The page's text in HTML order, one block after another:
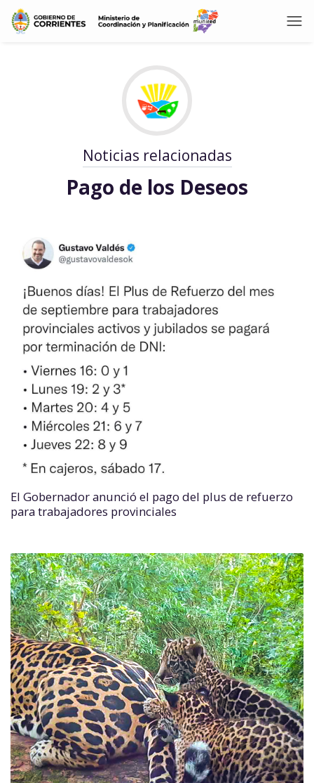
Noticias relacionadas
Pago de los Deseos
El Gobernador anunció el pago del plus de refuerzo
para trabajadores provinciales